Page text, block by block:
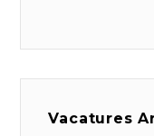
Vacatures